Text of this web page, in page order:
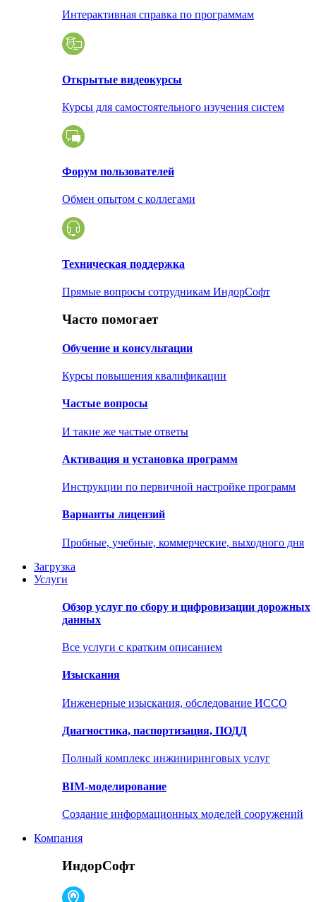
Интерактивная справка по программам
Открытые видеокурсы
Курсы для самостоятельного изучения систем
Форум пользователей
Обмен опытом с коллегами
Техническая поддержка
Прямые вопросы сотрудникам ИндорСофт
Часто помогает
Обучение и консультации
Курсы повышения квалификации
Частые вопросы
И такие же частые ответы
Активация и установка программ
Инструкции по первичной настройке программ
Варианты лицензий
Пробные, учебные, коммерческие, выходного дня
Загрузка
Услуги
Обзор услуг по сбору и цифровизации дорожных
данных
Все услуги с кратким описанием
Изыскания
Инженерные изыскания, обследование ИССО
Диагностика, паспортизация, ПОДД
Полный комплекс инжиниринговых услуг
BIM-моделирование
Создание информационных моделей сооружений
Компания
ИндорСофт